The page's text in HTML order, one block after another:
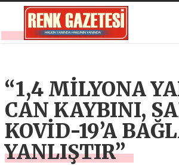
“1,4 MİLYONA
CAN KAYBINI,
KOVİD-19’A
YANLIŞTIR”